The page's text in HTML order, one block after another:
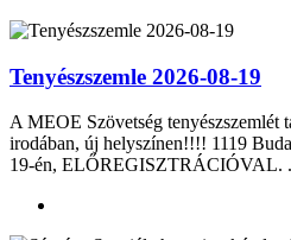
Tenyészszemle 2026-08-19
A MEOE Szövetség tenyészszemlét
irodában, új helyszínen!!!! 1119
19-én, ELŐREGISZTRÁCIÓVAL.